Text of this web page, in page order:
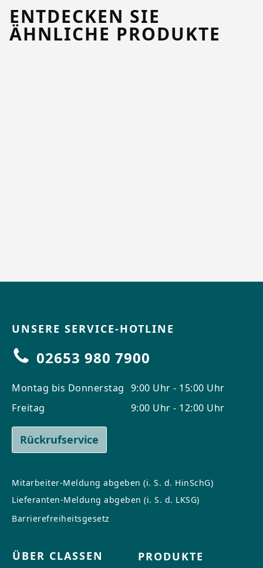
ENTDECKEN SIE
ÄHNLICHE PRODUKTE
UNSERE SERVICE-HOTLINE
02653 980 7900
Montag bis Donnerstag
Freitag
9:00 Uhr - 15:00 Uhr
9:00 Uhr - 12:00 Uhr
Rückrufservice
Mitarbeiter-Meldung abgeben (i. S. d. HinSchG)
Lieferanten-Meldung abgeben (i. S. d. LKSG)
Barrierefreiheitsgesetz
ÜBER CLASSEN PRODUKTE